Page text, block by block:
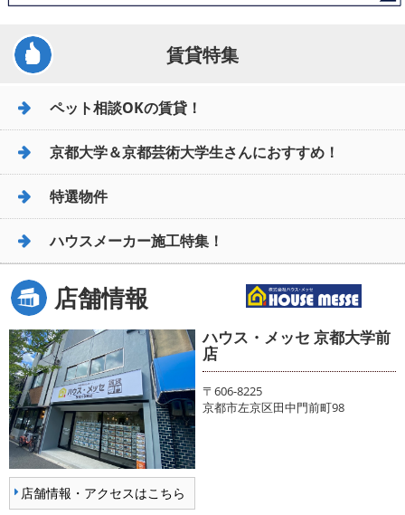
賃貸特集
ペット相談OKの賃貸！
京都大学＆京都芸術大学生さんにおすすめ！
特選物件
ハウスメーカー施工特集！
店舗情報
店舗情報・アクセスはこちら
ハウス・メッセ 京都大学前
店
〒606-8225
京都市左京区田中門前町98